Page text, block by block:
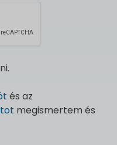
és az
megismertem és